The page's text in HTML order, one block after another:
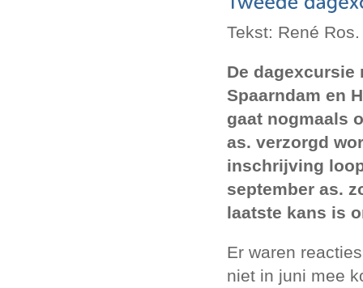
Tekst: René Ros.
De dagexcursie
Spaarndam en
gaat nogmaals
as. verzorgd
inschrijving
september as.
laatste kans is
Er waren
niet in juni mee